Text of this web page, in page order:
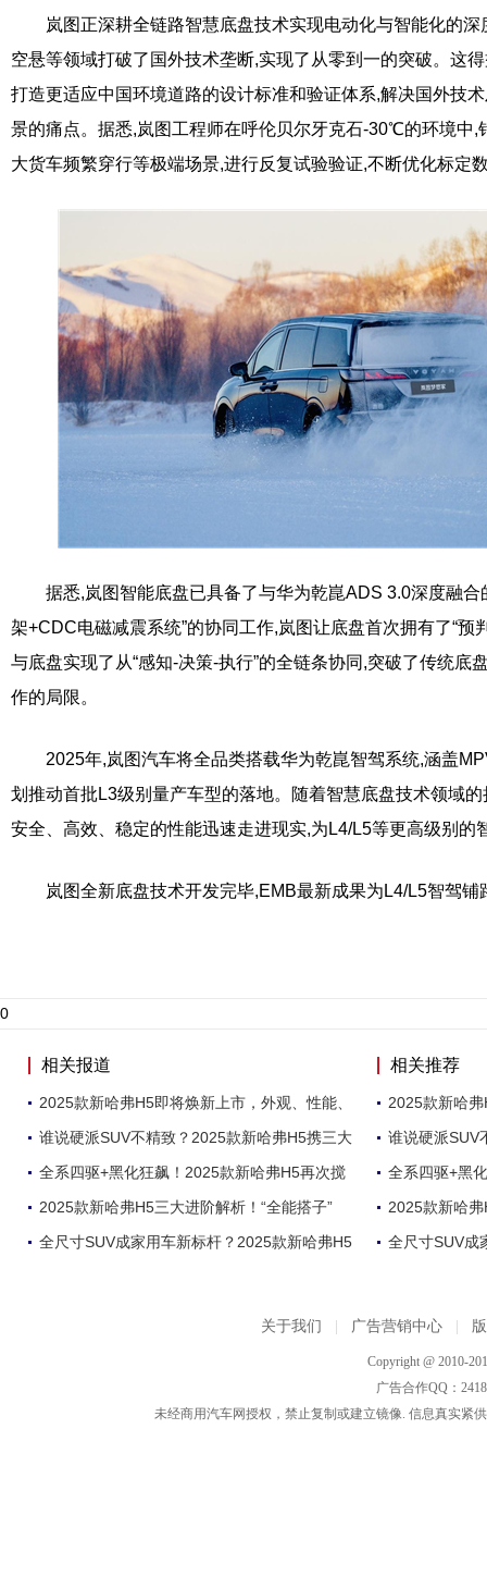
岚图正深耕全链路智慧底盘技术实现电动化与智能化的
空悬等领域打破了国外技术垄断,实现了从零到一的突破。这
打造更适应中国环境道路的设计标准和验证体系,解决国外技
景的痛点。据悉,岚图工程师在呼伦贝尔牙克石-30℃的环境中,
大货车频繁穿行等极端场景,进行反复试验验证,不断优化标定
据悉,岚图智能底盘已具备了与华为乾崑ADS 3.0深度融合
架+CDC电磁减震系统”的协同工作,岚图让底盘首次拥有了“预
与底盘实现了从“感知-决策-执行”的全链条协同,突破了传统底
作的局限。
2025年,岚图汽车将全品类搭载华为乾崑智驾系统,涵盖
划推动首批L3级别量产车型的落地。随着智慧底盘技术领域
安全、高效、稳定的性能迅速走进现实,为L4/L5等更高级别的
岚图全新底盘技术开发完毕,EMB最新成果为L4/L5智驾铺
0
相关报道
2025款新哈弗H5即将焕新上市，外观、性能、
谁说硬派SUV不精致？2025款新哈弗H5携三大
全系四驱+黑化狂飙！2025款新哈弗H5再次搅
2025款新哈弗H5三大进阶解析！“全能搭子”
全尺寸SUV成家用车新标杆？2025款新哈弗H5
相关推荐
2025款新哈
谁说硬派SUV
全系四驱+黑
2025款新哈弗
全尺寸SUV成
关于我们 广告营销中心
Copyright @ 2010-
广告合作QQ：
未经商用汽车网授权，禁止复制或建立镜像. 信息真实紧